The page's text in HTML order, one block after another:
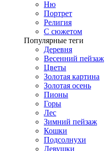
Ню
Портрет
Религия
С сюжетом
Популярные теги
Деревня
Весенний пейзаж
Цветы
Золотая картина
Золотая осень
Пионы
Горы
Лес
Зимний пейзаж
Кошки
Подсолнухи
Девушки